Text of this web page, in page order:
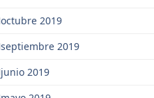
octubre 2019
septiembre 2019
junio 2019